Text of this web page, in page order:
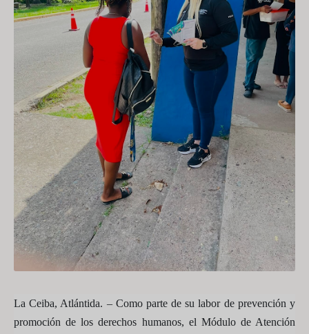
La Ceiba, Atlántida. – Como parte de su labor de prevención y
promoción de los derechos humanos, el Módulo de Atención